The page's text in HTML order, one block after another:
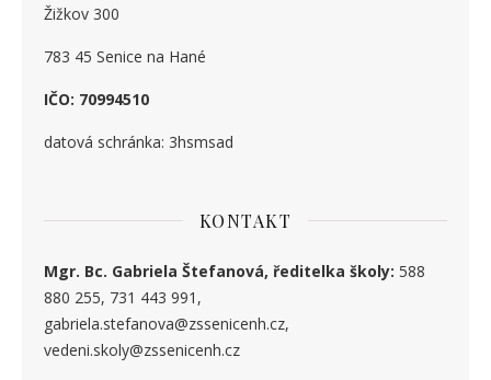
Žižkov 300
783 45 Senice na Hané
IČO: 70994510
datová schránka: 3hsmsad
KONTAKT
Mgr. Bc. Gabriela Štefanová, ředitelka školy: 588
880 255, 731 443 991,
gabriela.stefanova@zssenicenh.cz,
vedeni.skoly@zssenicenh.cz